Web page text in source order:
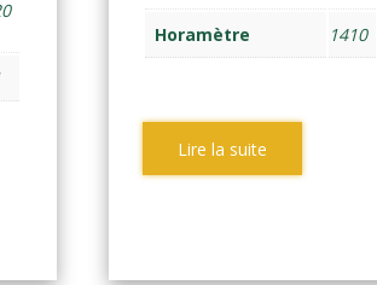
Horamètre 1410
Lire la suite